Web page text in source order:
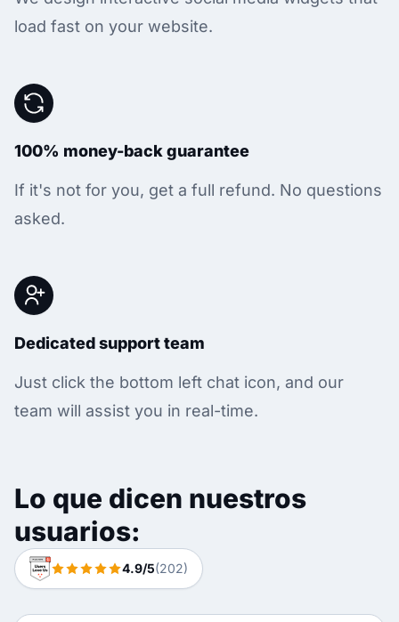
load fast on your website.
100% money-back guarantee
If it's not for you, get a full refund. No questions
asked.
Dedicated support team
Just click the bottom left chat icon, and our
team will assist you in real-time.
Lo que dicen nuestros
usuarios:
4.9/5(202)